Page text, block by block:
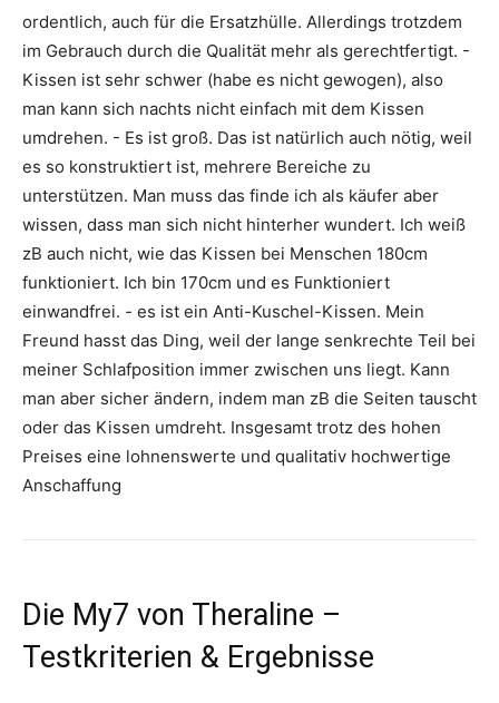
ordentlich, auch für die Ersatzhülle. Allerdings trotzdem
im Gebrauch durch die Qualität mehr als gerechtfertigt. -
Kissen ist sehr schwer (habe es nicht gewogen), also
man kann sich nachts nicht einfach mit dem Kissen
umdrehen. - Es ist groß. Das ist natürlich auch nötig, weil
es so konstruktiert ist, mehrere Bereiche zu
unterstützen. Man muss das finde ich als käufer aber
wissen, dass man sich nicht hinterher wundert. Ich weiß
zB auch nicht, wie das Kissen bei Menschen 180cm
funktioniert. Ich bin 170cm und es Funktioniert
einwandfrei. - es ist ein Anti-Kuschel-Kissen. Mein
Freund hasst das Ding, weil der lange senkrechte Teil bei
meiner Schlafposition immer zwischen uns liegt. Kann
man aber sicher ändern, indem man zB die Seiten tauscht
oder das Kissen umdreht. Insgesamt trotz des hohen
Preises eine lohnenswerte und qualitativ hochwertige
Anschaffung
Die My7 von Theraline –
Testkriterien & Ergebnisse